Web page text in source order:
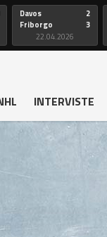
Davos
Friborgo
2
3
22.04.2026
INTERVISTE